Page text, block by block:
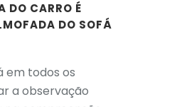
DO CARRO É
DO SOFÁ
em todos os
a observação